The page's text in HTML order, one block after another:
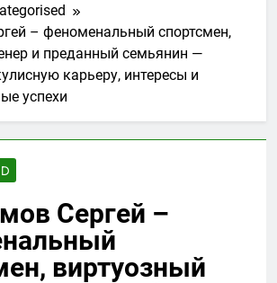
– феноменальный спортсмен,
и преданный семьянин —
карьеру, интересы и
успехи
Сергей –
виртуозный